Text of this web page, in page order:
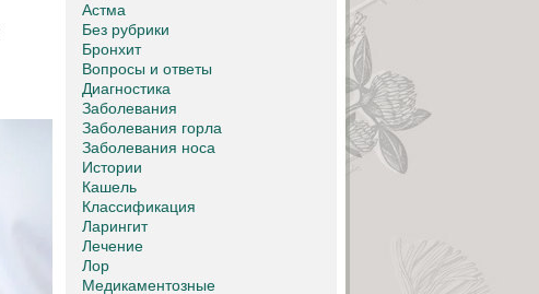
Астма
Без рубрики
Бронхит
Вопросы и ответы
Диагностика
Заболевания
Заболевания горла
Заболевания носа
Истории
Кашель
Классификация
Ларингит
Лечение
Лор
Медикаментозные